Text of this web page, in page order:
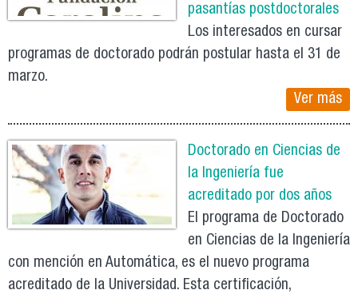
pasantías postdoctorales
Los interesados en cursar
programas de doctorado podrán postular hasta el 31 de
marzo.
Ver más
Doctorado en Ciencias de
la Ingeniería fue
acreditado por dos años
El programa de Doctorado
en Ciencias de la Ingeniería
con mención en Automática, es el nuevo programa
acreditado de la Universidad. Esta certificación,